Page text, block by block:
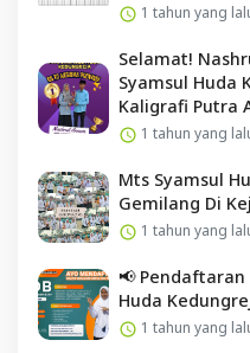
1 tahun yang
Selamat!
Syamsul Huda
Kaligrafi Putra
Cilacap
1 tahun yang
Mts Syamsul
Gemilang Di
1 tahun yang
📢 Pendaftaran
Huda
1 tahun yang